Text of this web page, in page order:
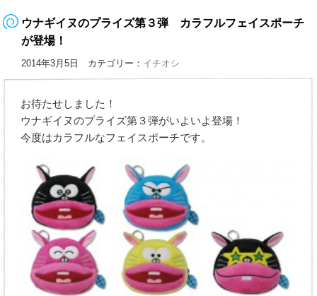
ウナギイヌのプライズ第３弾 カラフルフェイスポーチ
が登場！
2014年3月5日 カテゴリー： イチオシ
お待たせしました！
ウナギイヌのプライズ第３弾がいよいよ登場！
今度はカラフルなフェイスポーチです。